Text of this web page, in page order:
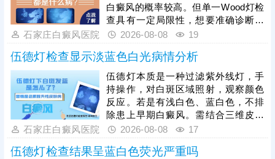
白癜风的概率较高。但单一Wood灯检
查具有一定局限性，想要准确诊断病
情，需联合三维皮肤ct、血常规、免
皮肤黑色素脱失程度、身体机能及免
疫异常情况，排除其他相似白斑皮肤
病。需要注意的是，白癜风不会自行
消退，且白斑易扩散、蔓延，确诊后
需抓紧黄金治疗时机，根据各项检查
结果制定针对性诊疗方案。
石家庄白癜风医院 2026-08-08 19
伍德灯检查显示淡蓝色白光病情分析
伍德灯本质是一种过滤紫外线灯，手
持操作，对白斑区域照射，观察颜色
反应。若是有浅白色、蓝白色，不排
除患上早期白癜风。需结合三维皮肤
ct进一步诊断，了解基底层黑色素细
胞数目、增减情况、运动轨迹等，令
白斑诊断结果有据可依。如果是早期
石家庄白癜风医院 2026-08-08 17
伍德灯检查结果呈蓝白色荧光严重吗